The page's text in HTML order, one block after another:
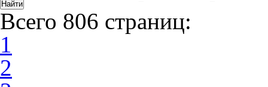
Всего 806 страниц:
1
2